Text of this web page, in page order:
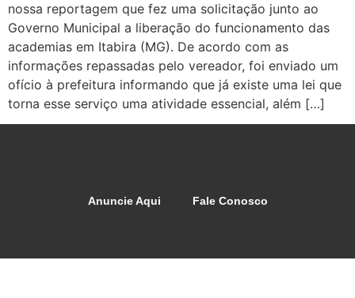
nossa reportagem que fez uma solicitação junto ao
Governo Municipal a liberação do funcionamento das
academias em Itabira (MG). De acordo com as
informações repassadas pelo vereador, foi enviado um
ofício à prefeitura informando que já existe uma lei que
torna esse serviço uma atividade essencial, além […]
Anuncie Aqui Fale Conosco